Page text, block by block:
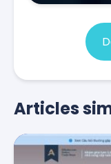
Articles